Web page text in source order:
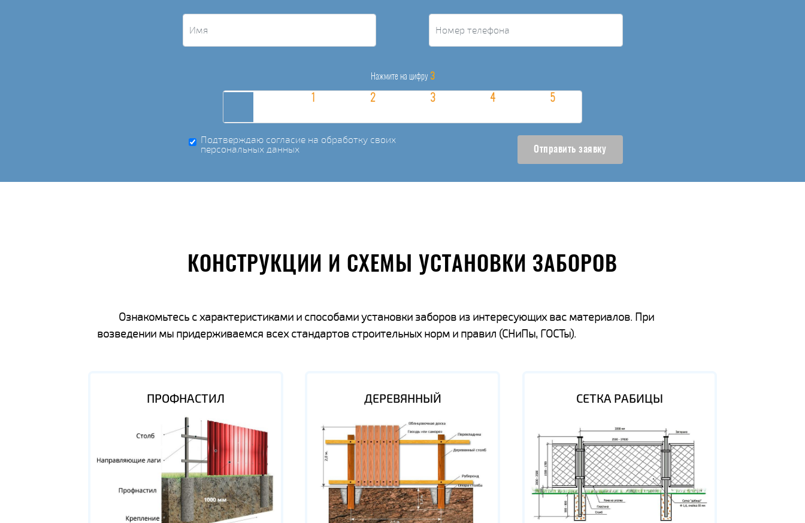
Нажмите на цифру 3
Подтверждаю согласие на обработку своих
персональных данных Отправить заявку
КОНСТРУКЦИИ И СХЕМЫ УСТАНОВКИ ЗАБОРОВ
Ознакомьтесь с характеристиками и способами установки заборов из интересующих вас материалов. При
возведении мы придерживаемся всех стандартов строительных норм и правил (СНиПы, ГОСТы).
ПРОФНАСТИЛ ДЕРЕВЯННЫЙ СЕТКА РАБИЦЫ